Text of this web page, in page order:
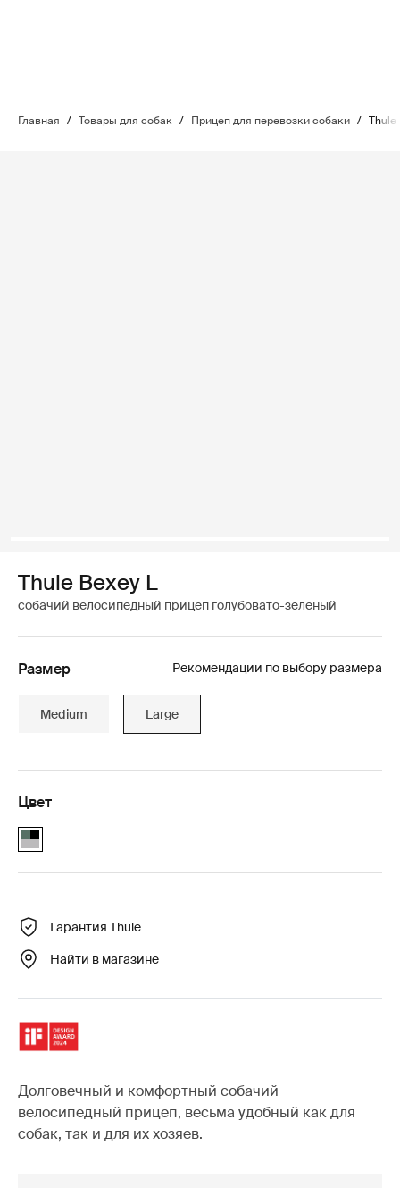
Главная / Товары для собак / Прицеп для перевозки собаки / Thule
Thule Bexey L
собачий велосипедный прицеп голубовато-зеленый
Размер Рекомендации по выбору размера
Medium Large
Цвет
Thule Bexey L Hazy Green (selected)
Гарантия Thule
Найти в магазине
Долговечный и комфортный собачий
велосипедный прицеп, весьма удобный как для
собак, так и для их хозяев.